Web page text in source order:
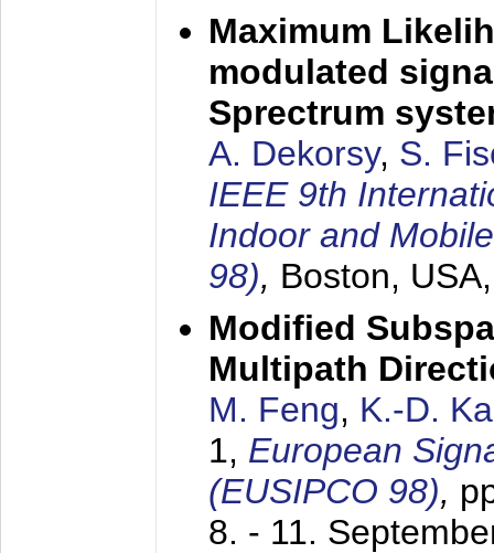
Maximum
modulated
Sprectrum
A. Dekorsy, S.
IEEE 9th
Indoor and
98), Boston,
Modified
Multipath
M. Feng, K.-D.
1, European
(EUSIPCO 98),
8. - 11.